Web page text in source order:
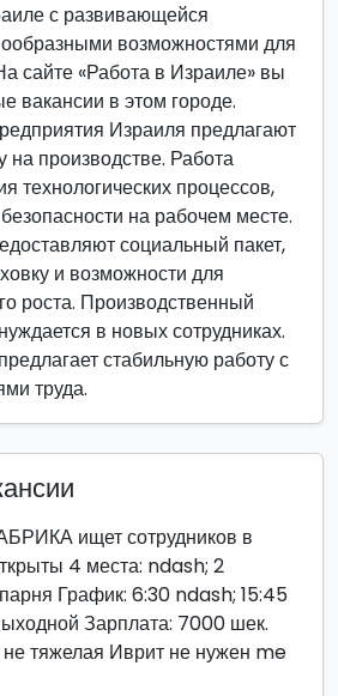
с развивающейся
возможностями для
сайте «Работа в Израиле» вы
вакансии в этом городе.
Израиля предлагают
на производстве. Работа
технологических процессов,
на рабочем месте.
социальный пакет,
и возможности для
роста. Производственный
в новых сотрудниках.
стабильную работу с
труда.
ищет сотрудников в
4 места: ndash; 2
График: 6:30 ndash; 15:45
Зарплата: 7000 шек.
тяжелая Иврит не нужен me